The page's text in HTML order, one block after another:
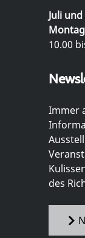
Juli
10.00
Immer
des